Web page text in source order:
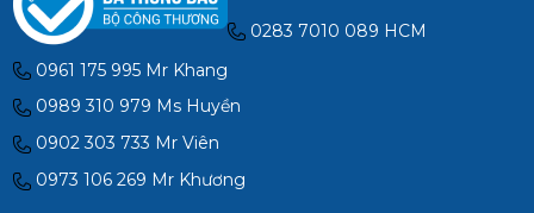
0283 7010 089 HCM
0961 175 995 Mr Khang
0989 310 979 Ms Huyền
0902 303 733 Mr Viên
0973 106 269 Mr Khương